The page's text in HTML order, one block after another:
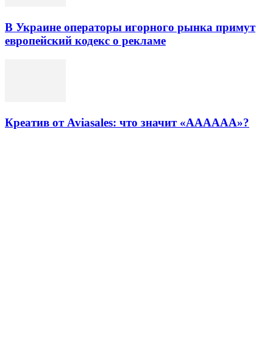
В Украине операторы игорного рынка примут
европейский кодекс о рекламе
Креатив от Aviasales: что значит «АААААА»?